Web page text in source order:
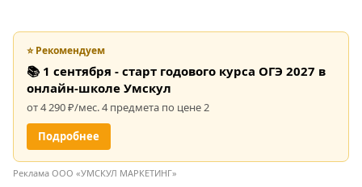
⭐ Рекомендуем
📚 1 сентября - старт годового курса ОГЭ 2027 в
онлайн-школе Умскул
от 4 290 ₽/мес. 4 предмета по цене 2
Подробнее
Реклама ООО «УМСКУЛ МАРКЕТИНГ»